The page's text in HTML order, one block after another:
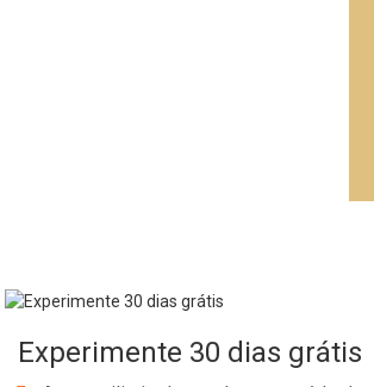
Experimente 30 dias grátis